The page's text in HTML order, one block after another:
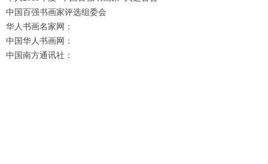
中国百强书画家评选组委会
华人书画名家网：
中国华人书画网：
中国南方通讯社：